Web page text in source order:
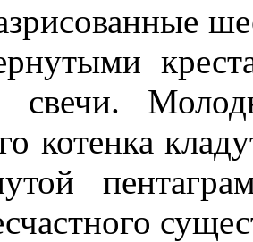
свечи.
котенка